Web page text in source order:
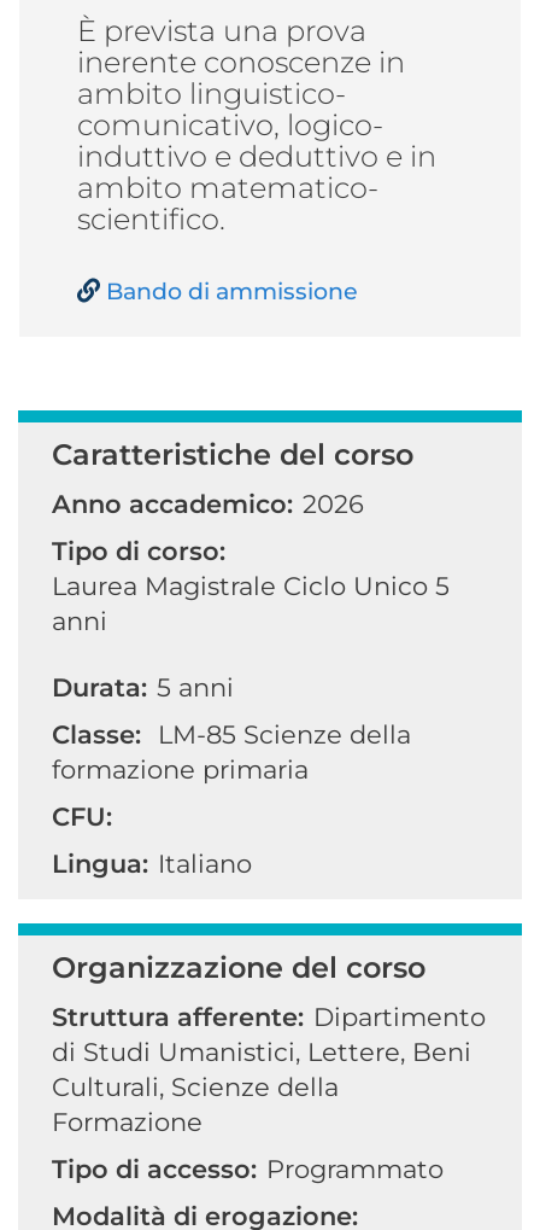
È prevista una prova
inerente conoscenze in
ambito linguistico-
comunicativo, logico-
induttivo e deduttivo e in
ambito matematico-
scientifico.
Bando di ammissione
Caratteristiche del corso
Anno accademico: 2026
Tipo di corso:
Laurea Magistrale Ciclo Unico 5
anni
Durata: 5 anni
Classe:
LM-85 Scienze della
formazione primaria
CFU:
Lingua: Italiano
Organizzazione del corso
Struttura afferente: Dipartimento
di Studi Umanistici, Lettere, Beni
Culturali, Scienze della
Formazione
Tipo di accesso: Programmato
Modalità di erogazione: